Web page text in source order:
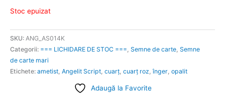
Stoc epuizat
SKU: ANG_AS014K
Categorii: === LICHIDARE DE STOC === Semne de carte Semne
de carte mari
Etichete: ametist Angelit Script cuarț cuarț roz ,înger opalit
Adaugă la Favorite